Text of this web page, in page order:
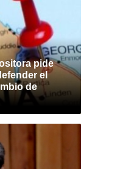
pide
el
de